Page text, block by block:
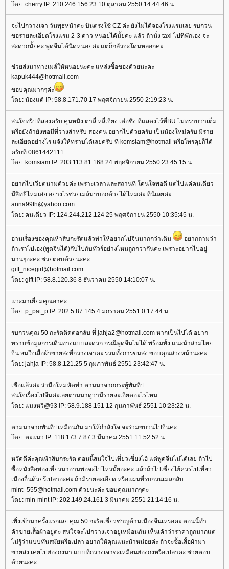
ดย: cherry IP: 210.246.156.23 10 ตุลาคม 2550 14:44:46 น.
จะไปกวางเจา วันพุธหน้าค่ะ บินตรงใช้ CZ ค่ะ ยังไม่ได้จองโรงแรมเลย รบกวน
ขอรายละเอียดโรงแรม 2-3 ดาว หน่อยได้มั้ยคะ แล้ว ถ้านั่ง taxi ไปที่พักเอง จะ
สะดวกมั้ยคะ พูดจีนได้นิดหน่อยค่ะ แต่ก็กลัวจะโดนหลอกค่ะ
ช่วยส่งมาทางเมล์ให้หน่อยนะคะ แหล่งซื้อของด้วยนะคะ
kapuk444@hotmail.com
ขอบคุณมากๆค่ะ
ดย: น้องแด้ IP: 58.8.171.70 17 พฤศจิกายน 2550 2:19:23 น.
สนใจทริปที่สองครับ คุนหมิง ตาลี่ หลี่เจียง เต๋อชิง ที่แสดงไว้ที่BU ไม่ทราบว่าเต็ม
หรือยังถ้ายังพอมีที่ว่างสำหรับ สองคน อยากไปด้วยครับ เป็นน้องใหม่ครับ มีรา
ละเอียดอย่างไร แจ้งให้ทราบได้เลยครับ ที่ komsiam@hotmail หรือโทรคุยก็ได้
ครับที่ 0861442111
ดย: komsiam IP: 203.113.81.168 24 พฤศจิกายน 2550 23:45:15 น.
อยากไปเวียตนามด้วยค่ะ เพราะเวลาและสถานที่ โดนใจพอดี แต่ไปแค่คนเดียว
มีสิทธิไหมเอ่ย อย่างไรช่วยเมล์มาบอกด้วยได้ไหมค่ะ ที่นี่เลยค่ะ
anna99th@yahoo.com
ดย: คนเดียว IP: 124.244.212.124 25 พฤศจิกายน 2550 10:35:45 น.
อ่านเรื่องของคุณห้าสิบกะรัตแล้วทำให้อยากไปจีนมากกว่าเดิม
อยากถามว่า
ถ้าเราไปเอง(พูดจีนได้)กับไปกับทัวร์อย่างไหนถูกกว่ากันคะ เพราะอยากไปอยู่
นานๆอะค่ะ ช่วยตอบด้วยนะคะ
gift_nicegirl@hotmail.com
ดย: gift IP: 58.8.120.36 8 ธันวาคม 2550 14:10:07 น.
วะมาเยี่ยมคุณอาค่ะ
ดย: p_pat_p IP: 202.5.87.145 4 มกราคม 2551 0:17:44 น.
รบกวนคุณ 50 กะรัตติดต่อกลับ ที่ jahja2@hotmail.com หากเป็นไปได้ อยาก
ทราบข้อมูลการเดินทางแบบสะดวก กรณีพูดจีนไม่ได้ พร้อมทั้ง แนะนำล่ามไท
จีน สนใจเสื้อผ้าขายส่งที่กวางเจาคะ รวมทั้งการขนส่ง ขอบคุณล่วงหน้านะคะ
ดย: jahja IP: 58.8.121.25 5 กุมภาพันธ์ 2551 23:42:47 น.
เชื่อแล้วค่ะ ว่ามือใหม่หัดทำ ตามมาจากกระทู้พันทิป
สนใจเรื่องไปจีนค่ะเลยตามมาดูว่ามีรายละเอียดอะไรไหม
ดย: แมงหวี่@93 IP: 58.9.188.151 12 กุมภาพันธ์ 2551 10:23:22 น.
ตามมาจากพันทิปเหมือนกัน มาให้กำลังใจ จะร่วมขบวนไปจีนคะ
ดย: ตะแน๋ว IP: 118.173.7.87 3 มีนาคม 2551 11:52:52 น.
หวัดดีค่ะคุณห้าสิบกระรัต ตอนนี้สนใจไปเที่ยวเซี่ยงไฮ้ แต่พูดจีนไม่ได้เลย ถ้าไป
ซื้อหนังสือท่องเที่ยวมาอ่านพอจะไปไหวมั้ยอ่ะค่ะ แล้วถ้าไปเซี่ยงไฮ้ควรไปเที่ยว
เมืองอื่นด้วยรึเปล่าอ่ะค่ะ ถ้ามีรายละเอียด หรือแผนที่รบกวนเมลกลับ
mint_555@hotmail.com ด้วยนะค่ะ ขอบคุณมากๆค่ะ
ดย: min-mint IP: 202.149.24.161 3 มีนาคม 2551 21:14:16 น.
เพิ่งเข้ามาครั้งแรกเลย คุณ 50 กะรัตเชี่ยวชาญด้านเมืองจีนเหรอคะ ตอนนี้ทำ
ค้าขายเสื้อผ้าอยู่ต่ะ สนใจจะไปกวางเจาอยู่เหมือนกัน เห็นเค้าว่าราคาถูกมากแต่
ไม่รู้ว่าแบบทันสมัยหรือเปล่า อยากให้คุณแนะนำหน่อยค่ะ ถ้าจะซื้อเสื้อผ้ามา
ขายส่ง เคยไปฮ่องกงมา แบบที่กวางเจาจะเหมือนฮ่องกงหรือเปล่าคะ ช่วยตอบ
ด้วยนะคะ